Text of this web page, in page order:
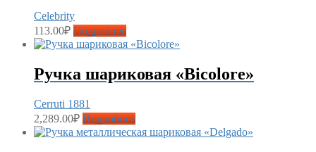
Celebrity
113.00₽ Подробнее
Ручка шариковая «Bicolore»
Cerruti 1881
2,289.00₽ Подробнее